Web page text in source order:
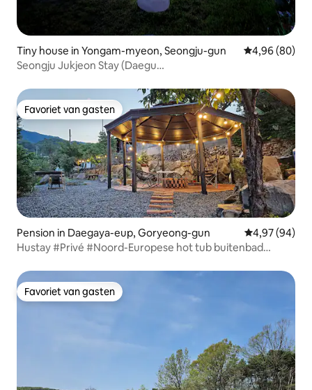
Tiny house in Yongam-myeon, Seongju-gun Gemiddelde
4,96 (80)
Seongju Jukjeon Stay (Daegu
Pension/Hondvriendelijk/Maximaal 4 personen)
Favoriet van gasten
Favoriet van gasten
Pension in Daegaya-eup, Goryeong-gun Gemiddelde
4,97 (94)
Hustay #Privé #Noord-Europese hot tub buitenbad
Favoriet van gasten
Favoriet van gasten